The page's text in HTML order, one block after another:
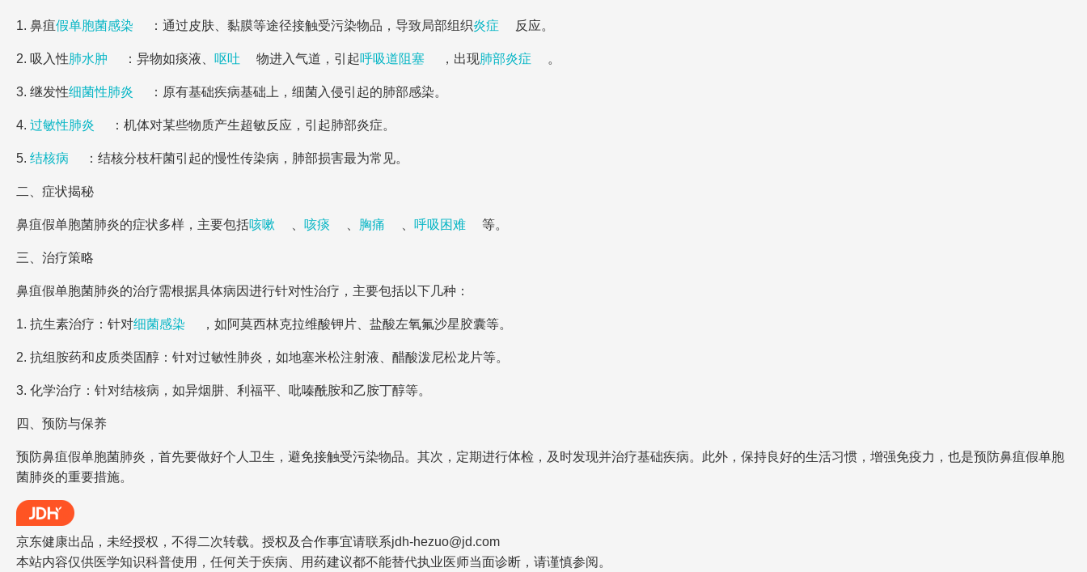
1. 鼻疽假单胞菌感染 ：通过皮肤、黏膜等途径接触受污染物品，导致局部组织炎症 反应。
2. 吸入性肺水肿 ：异物如痰液、 呕吐 物进入气道，引起呼吸道阻塞 ，出现肺部炎症 。
3. 继发性细菌性肺炎 ：原有基础疾病基础上，细菌入侵引起的肺部感染。
4. 过敏性肺炎 ：机体对某些物质产生超敏反应，引起肺部炎症。
5. 结核病 ：结核分枝杆菌引起的慢性传染病，肺部损害最为常见。
二、症状揭秘
鼻疽假单胞菌肺炎的症状多样，主要包括咳嗽 咳痰 胸痛 呼吸困难 等。
三、治疗策略
鼻疽假单胞菌肺炎的治疗需根据具体病因进行针对性治疗，主要包括以下几种：
1. 抗生素治疗：针对细菌感染 ，如阿莫西林克拉维酸钾片、盐酸左氧氟沙星胶囊等。
2. 抗组胺药和皮质类固醇：针对过敏性肺炎，如地塞米松注射液、醋酸泼尼松龙片等。
3. 化学治疗：针对结核病，如异烟肼、利福平、吡嗪酰胺和乙胺丁醇等。
四、预防与保养
预防鼻疽假单胞菌肺炎，首先要做好个人卫生，避免接触受污染物品。其次，定期进行体检，及时发现并治疗基础疾病。此外，保持良好的生活习惯，增强免疫力，也是预防鼻疽假单胞
菌肺炎的重要措施。
京东健康出品，未经授权，不得二次转载。授权及合作事宜请联系jdh-hezuo@jd.com
本站内容仅供医学知识科普使用，任何关于疾病、用药建议都不能替代执业医师当面诊断，请谨慎参阅。